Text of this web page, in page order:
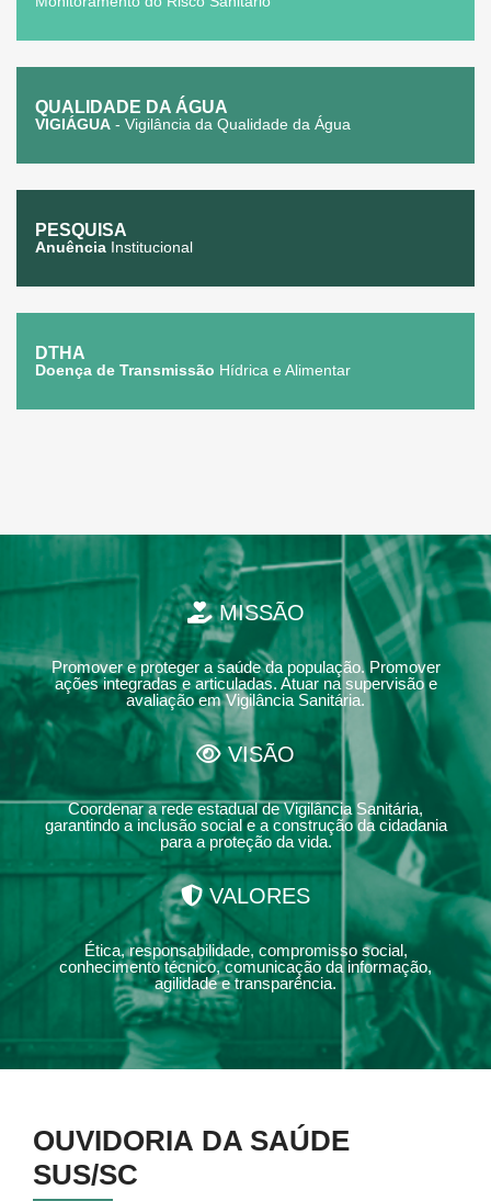
QUALIDADE DA ÁGUA
VIGIÁGUA - Vigilância da Qualidade da Água
PESQUISA
Anuência Institucional
DTHA
Doença de Transmissão Hídrica e Alimentar
MISSÃO
Promover e proteger a saúde da população. Promover
ações integradas e articuladas. Atuar na supervisão e
avaliação em Vigilância Sanitária.
VISÃO
Coordenar a rede estadual de Vigilância Sanitária,
garantindo a inclusão social e a construção da cidadania
para a proteção da vida.
VALORES
Ética, responsabilidade, compromisso social,
conhecimento técnico, comunicação da informação,
agilidade e transparência.
OUVIDORIA DA SAÚDE
SUS/SC